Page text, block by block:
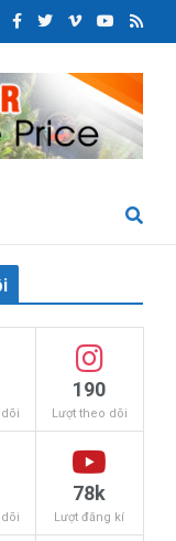
190
Lượt theo dõi
78k
Lượt đăng kí